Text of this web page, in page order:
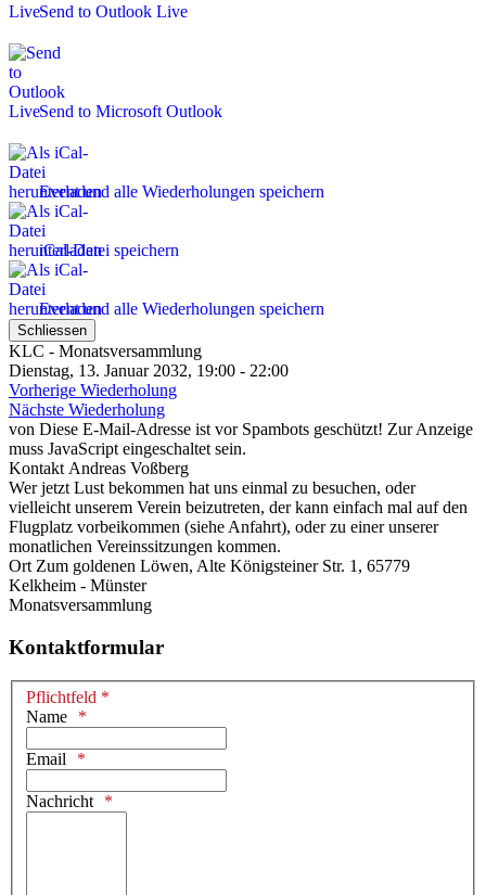
Send to Outlook Live
Send to Microsoft Outlook
Event und alle Wiederholungen speichern
iCal-Datei speichern
Event und alle Wiederholungen speichern
Schliessen
KLC - Monatsversammlung
Dienstag, 13. Januar 2032, 19:00 - 22:00
Vorherige Wiederholung
Nächste Wiederholung
von Diese E-Mail-Adresse ist vor Spambots geschützt! Zur Anzeige
muss JavaScript eingeschaltet sein.
Kontakt Andreas Voßberg
Wer jetzt Lust bekommen hat uns einmal zu besuchen, oder
vielleicht unserem Verein beizutreten, der kann einfach mal auf den
Flugplatz vorbeikommen (siehe Anfahrt), oder zu einer unserer
monatlichen Vereinssitzungen kommen.
Ort Zum goldenen Löwen, Alte Königsteiner Str. 1, 65779
Kelkheim - Münster
Monatsversammlung
Kontaktformular
Pflichtfeld *
Name
Email
Nachricht